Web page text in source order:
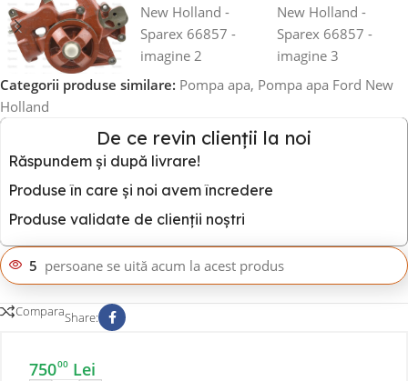
Categorii produse similare: Pompa apa, Pompa apa Ford New
Holland
De ce revin clienții la noi
Răspundem și după livrare!
Produse în care și noi avem încredere
Produse validate de clienții noștri
5 persoane se uită acum la acest produs
ComparaShare:
75000 Lei